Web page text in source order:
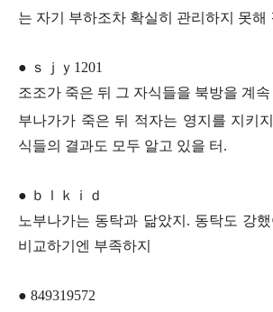
는 자기 부하조차 확실히 관리하지 못해
● ｓｊｙ1201
조조가 죽은 뒤 그 자식들을 북방을 계
부나가가 죽은 뒤 적자는 영지를 지키
식들의 결과도 모두 알고 있을 터.
● ｂｌｋｉｄ
노부나가는 동탁과 닮았지. 동탁도 강
비교하기엔 부족하지
● 849319572